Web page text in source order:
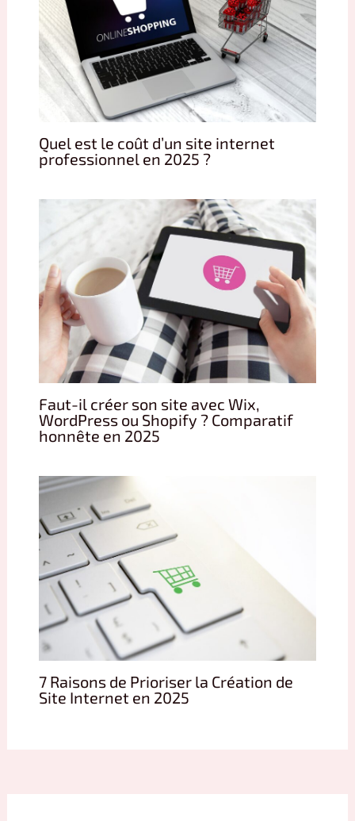
Quel est le coût d’un site internet
professionnel en 2025 ?
Faut-il créer son site avec Wix,
WordPress ou Shopify ? Comparatif
honnête en 2025
7 Raisons de Prioriser la Création de
Site Internet en 2025